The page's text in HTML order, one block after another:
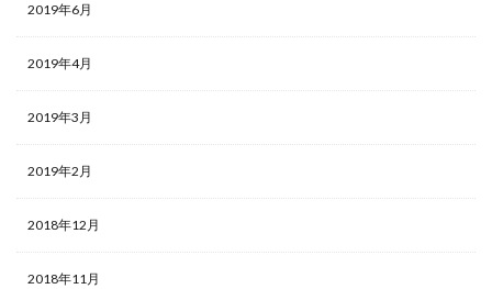
2019年6月
2019年4月
2019年3月
2019年2月
2018年12月
2018年11月